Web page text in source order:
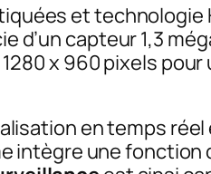
et technologie
d’un capteur 1,3
x 960 pixels
en temps
intègre une